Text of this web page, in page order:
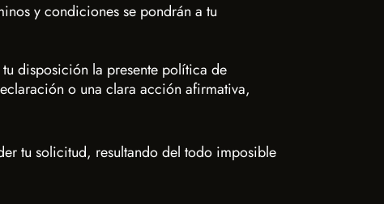
y condiciones se pondrán a tu
disposición la presente política de
o una clara acción afirmativa,
tu solicitud, resultando del todo imposible